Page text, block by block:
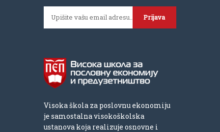
Prijava
Visoka škola za poslovnu ekonomiju
je samostalna visokoškolska
ustanova koja realizuje osnovne i